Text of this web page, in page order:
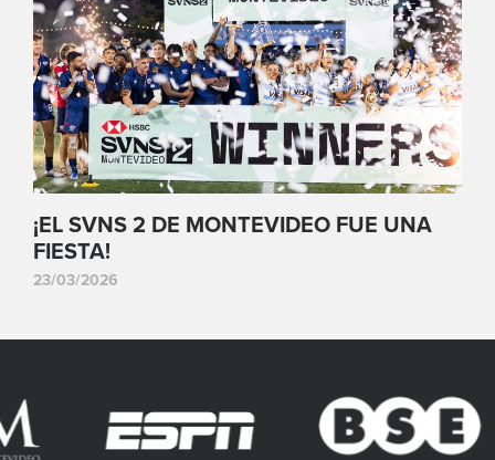
¡EL SVNS 2 DE MONTEVIDEO FUE UNA
FIESTA!
23/03/2026